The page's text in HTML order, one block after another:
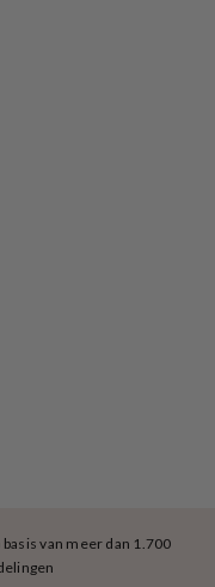
van meer dan 1.700